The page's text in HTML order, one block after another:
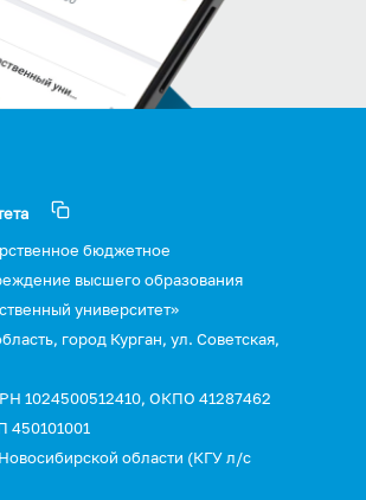
бюджетное
высшего образования
университет»
город Курган, ул. Советская,
1024500512410, ОКПО 41287462
области (КГУ л/с